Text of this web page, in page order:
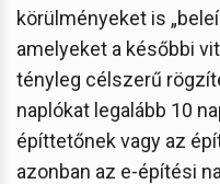
körülményeket is
amelyeket a későbbi
tényleg célszerű
naplókat legalább 10
építtetőnek vagy az
azonban az e-építési